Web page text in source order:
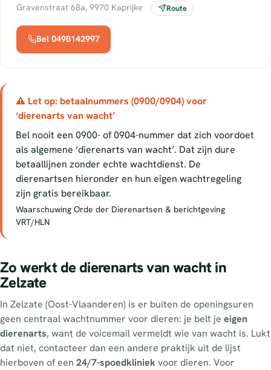
Gravenstraat 68a, 9970 Kaprijke Route
Bel 0498142997
⚠ Let op: betaalnummers (0900/0904) voor
‘dierenarts van wacht’
Bel nooit een 0900- of 0904-nummer dat zich voordoet
als algemene ‘dierenarts van wacht’. Dat zijn dure
betaallijnen zonder echte wachtdienst. De
dierenartsen hieronder en hun eigen wachtregeling
zijn gratis bereikbaar.
Waarschuwing Orde der Dierenartsen & berichtgeving
VRT/HLN
Zo werkt de dierenarts van wacht in
Zelzate
In Zelzate (Oost-Vlaanderen) is er buiten de openingsuren
geen centraal wachtnummer voor dieren: je belt je eigen
dierenarts, want de voicemail vermeldt wie van wacht is. Lukt
dat niet, contacteer dan een andere praktijk uit de lijst
hierboven of een 24/7-spoedkliniekvoor dieren. Voor